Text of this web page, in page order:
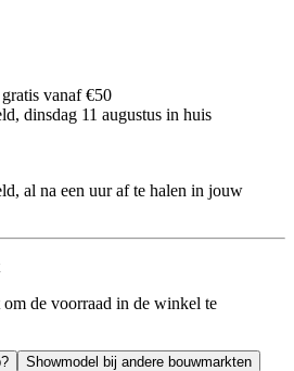
vanaf €50
dinsdag 11 augustus in huis
al na een uur af te halen in jouw
de voorraad in de winkel te
Showmodel bij andere bouwmarkten